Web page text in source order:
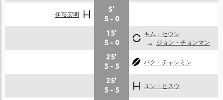
伊藤宏明
5'
5 - 0
15'
5 - 0
キム・セウン
ジョン・チョンマン
25'
5 - 5
パク・チャンミン
25'
5 - 5
ユン・ヒスウ